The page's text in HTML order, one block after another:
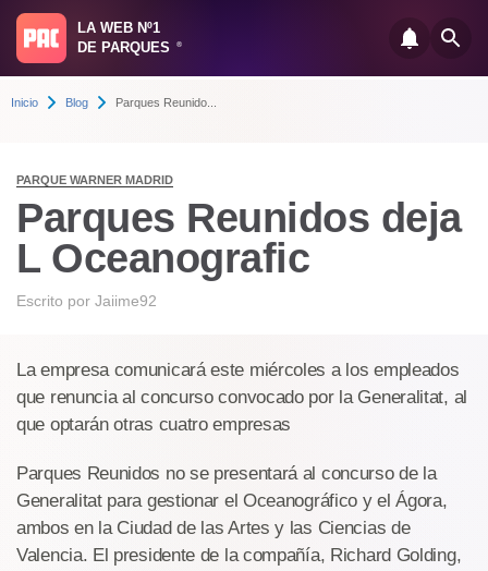
LA WEB Nº1
DE PARQUES
®
Inicio Blog Parques Reunido...
PARQUE WARNER MADRID
Parques Reunidos deja
L Oceanografic
Escrito por Jaiime92
La empresa comunicará este miércoles a los empleados
que renuncia al concurso convocado por la Generalitat, al
que optarán otras cuatro empresas
Parques Reunidos no se presentará al concurso de la
Generalitat para gestionar el Oceanográfico y el Ágora,
ambos en la Ciudad de las Artes y las Ciencias de
Valencia. El presidente de la compañía, Richard Golding,